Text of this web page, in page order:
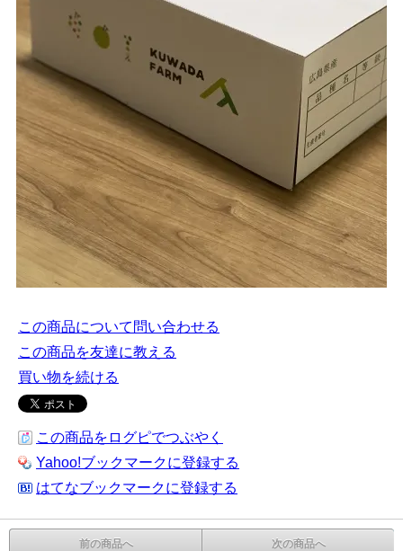
この商品について問い合わせる
この商品を友達に教える
買い物を続ける
この商品をログピでつぶやく
Yahoo!ブックマークに登録する
はてなブックマークに登録する
前の商品へ 次の商品へ